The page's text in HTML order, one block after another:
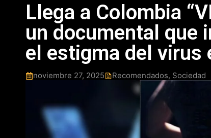
Llega a Colombia
un documental que
el estigma del virus
noviembre 27, 2025 Recomendados, Sociedad